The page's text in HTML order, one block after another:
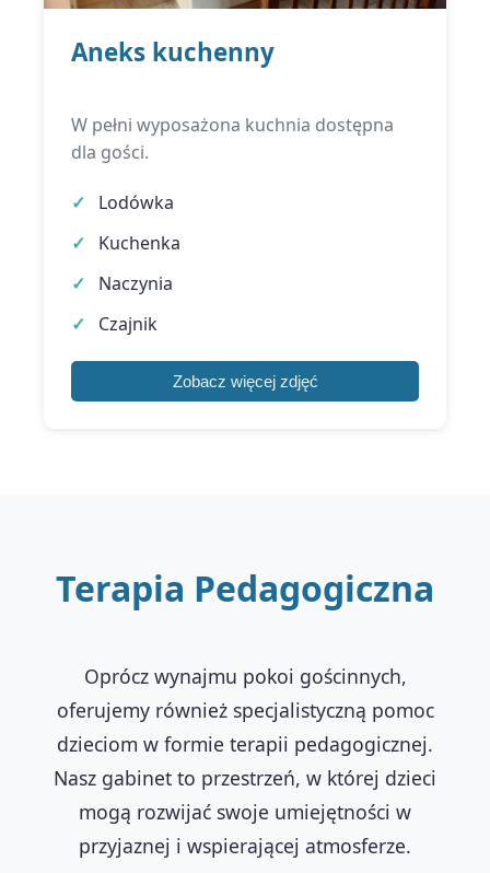
Aneks kuchenny
W pełni wyposażona kuchnia dostępna
dla gości.
Lodówka
Kuchenka
Naczynia
Czajnik
Zobacz więcej zdjęć
Terapia Pedagogiczna
Oprócz wynajmu pokoi gościnnych,
oferujemy również specjalistyczną pomoc
dzieciom w formie terapii pedagogicznej.
Nasz gabinet to przestrzeń, w której dzieci
mogą rozwijać swoje umiejętności w
przyjaznej i wspierającej atmosferze.